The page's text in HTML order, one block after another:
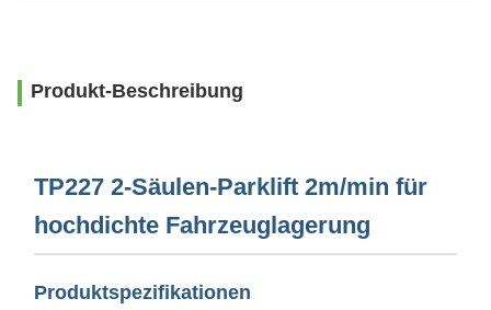
Produkt-Beschreibung
TP227 2-Säulen-Parklift 2m/min für
hochdichte Fahrzeuglagerung
Produktspezifikationen